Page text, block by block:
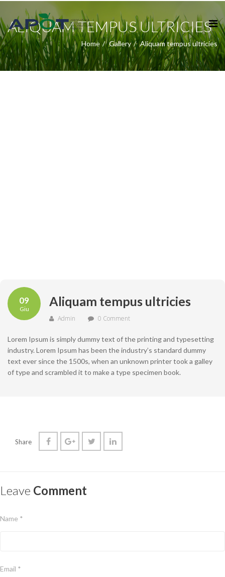
ALIQUAM TEMPUS ULTRICIES
Home Gallery Aliquam tempus ultricies
09
Giu
Aliquam tempus ultricies
Admin 0 Comment
Lorem Ipsum is simply dummy text of the printing and typesetting
industry. Lorem Ipsum has been the industry’s standard dummy
text ever since the 1500s, when an unknown printer took a galley
of type and scrambled it to make a type specimen book.
Share
Leave Comment
Name *
Email *